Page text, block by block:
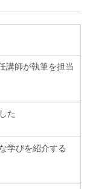
講師が執筆を担当
た
学びを紹介する